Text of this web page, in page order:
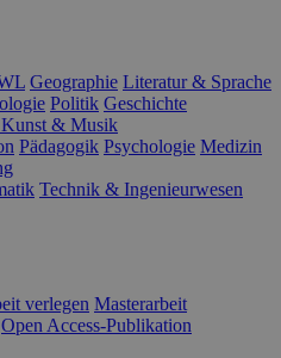
Geographie Literatur & Sprache
Politik Geschichte
& Musik
Pädagogik Psychologie Medizin
Technik & Ingenieurwesen
verlegen Masterarbeit
Open Access-Publikation